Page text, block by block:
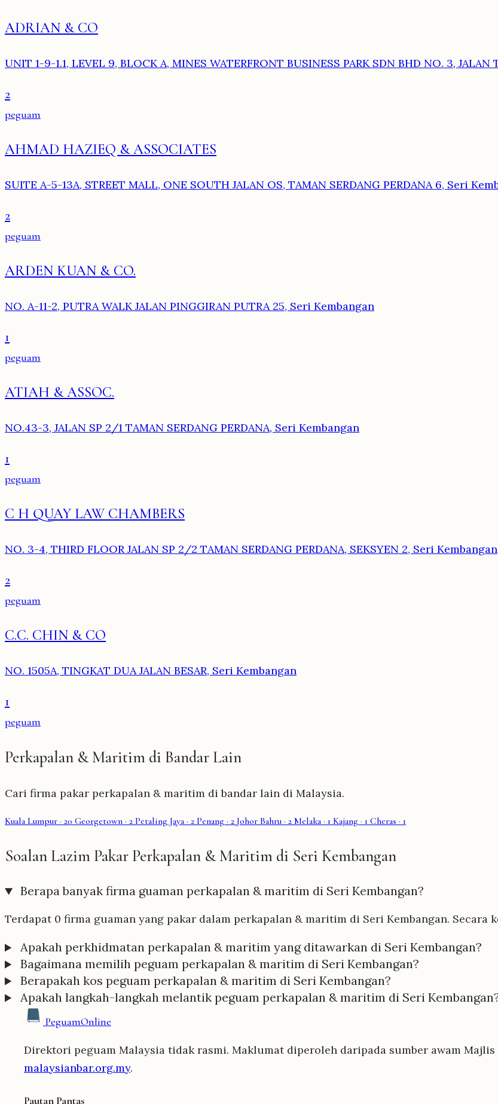
ADRIAN & CO
UNIT 1-9-1.1, LEVEL 9, BLOCK A, MINES WATERFRONT BUSINESS PARK SDN BHD NO. 3,
2
peguam
AHMAD HAZIEQ & ASSOCIATES
SUITE A-5-13A, STREET MALL, ONE SOUTH JALAN OS, TAMAN SERDANG PERDANA 6, Seri
2
peguam
ARDEN KUAN & CO.
NO. A-11-2, PUTRA WALK JALAN PINGGIRAN PUTRA 25, Seri Kembangan
1
peguam
ATIAH & ASSOC.
NO.43-3, JALAN SP 2/1 TAMAN SERDANG PERDANA, Seri Kembangan
1
peguam
C H QUAY LAW CHAMBERS
NO. 3-4, THIRD FLOOR JALAN SP 2/2 TAMAN SERDANG PERDANA, SEKSYEN 2, Seri Kembangan
2
peguam
C.C. CHIN & CO
NO. 1505A, TINGKAT DUA JALAN BESAR, Seri Kembangan
1
peguam
Perkapalan & Maritim di Bandar Lain
Cari firma pakar perkapalan & maritim di bandar lain di Malaysia.
Kuala Lumpur · 20 Georgetown · 2 Petaling Jaya· 2 Penang · 2 Johor Bahru · 2 Melaka· 1 Kajang · 1 Cheras · 1
Soalan Lazim Pakar Perkapalan & Maritim di Seri Kembangan
Berapa banyak firma guaman perkapalan & maritim di Seri Kembangan?
Terdapat 0 firma guaman yang pakar dalam perkapalan & maritim di Seri Kembangan. Secara
Apakah perkhidmatan perkapalan & maritim yang ditawarkan di Seri Kembangan?
Bagaimana memilih peguam perkapalan & maritim di Seri Kembangan?
Berapakah kos peguam perkapalan & maritim di Seri Kembangan?
Apakah langkah-langkah melantik peguam perkapalan & maritim di Seri
PeguamOnline
Direktori peguam Malaysia tidak rasmi. Maklumat diperoleh daripada sumber awam
malaysianbar.org.my.
Pautan Pantas